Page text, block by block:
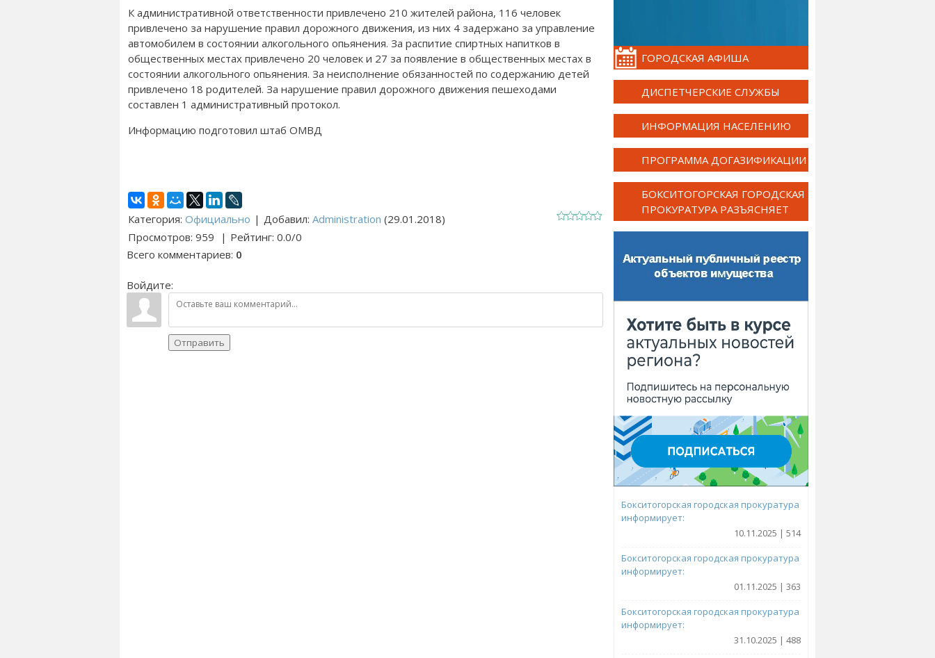
К административной ответственности привлечено 210 жителей района, 116 человек
привлечено за нарушение правил дорожного движения, из них 4 задержано за управление
автомобилем в состоянии алкогольного опьянения. За распитие спиртных напитков в
общественных местах привлечено 20 человек и 27 за появление в общественных местах в
состоянии алкогольного опьянения. За неисполнение обязанностей по содержанию детей
привлечено 18 родителей. За нарушение правил дорожного движения пешеходами
составлен 1 административный протокол.
Информацию подготовил штаб ОМВД
Категория: Официально | Добавил: Administration (29.01.2018)
Просмотров: 959 | Рейтинг: 0.0/0
Всего комментариев: 0
Войдите:
Отправить
ГОРОДСКАЯ АФИША
ДИСПЕТЧЕРСКИЕ СЛУЖБЫ
ИНФОРМАЦИЯ НАСЕЛЕНИЮ
ПРОГРАММА ДОГАЗИФИКАЦИИ
БОКСИТОГОРСКАЯ ГОРОДСКАЯ
ПРОКУРАТУРА РАЗЪЯСНЯЕТ
Бокситогорская городская прокуратура
информирует:
10.11.2025 | 514
Бокситогорская городская прокуратура
информирует:
01.11.2025 | 363
Бокситогорская городская прокуратура
информирует:
31.10.2025 | 488